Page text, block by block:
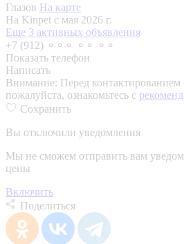
Глазов На карте
На Kinpet c мая 2026 г.
Еще 3 активных объявления
+7 (912) ⚬⚬⚬ ⚬⚬ ⚬⚬
Показать телефон
Написать
Внимание: Перед
пожалуйста, ознакомьтесь с
Сохранить
Вы отключили уведомления
Мы не сможем отправить вам
цены
Включить
Поделиться